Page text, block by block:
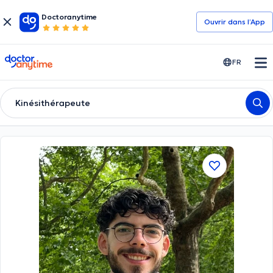
Doctoranytime
Ouvrir dans l’App
doctoranytime FR
Kinésithérapeute